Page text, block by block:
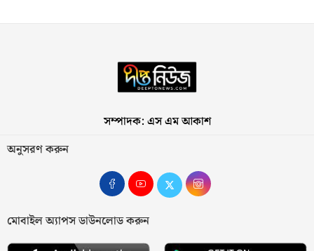
সম্পাদক: এস এম আকাশ
অনুসরণ করুন
মোবাইল অ্যাপস ডাউনলোড করুন